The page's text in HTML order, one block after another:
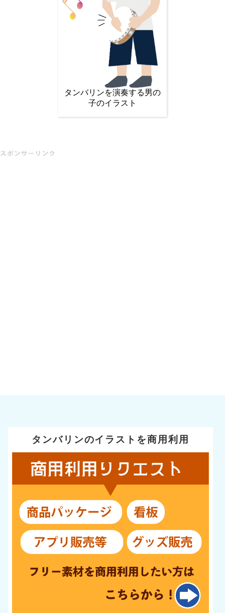
タンバリンを演奏する男の
子のイラスト
タンバリンのイラストを商用利用